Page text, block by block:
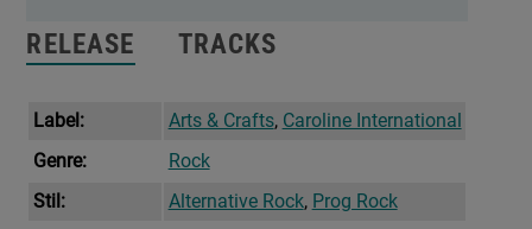
Menge
RELEASE TRACKS
Label: Arts & Crafts, Caroline International
Genre:
Rock
Stil:
Alternative Rock, Prog Rock